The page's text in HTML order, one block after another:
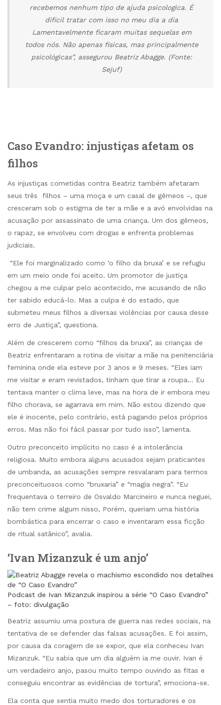
recebemos nenhum tipo de ajuda psicologica. É
dificil tratar com isso no meu dia a dia
Lamentavelmente ficaram muitas sequelas em
todos nós. Não apenas fisicas, mas principalmente
psicológicas”, assegurou Beatriz Abagge. (Fonte:
Sejuf)
Caso Evandro: injustiças afetam os
filhos
As injustiças cometidas contra Beatriz também afetaram
seus três filhos – uma moça e um casal de gêmeos –, que
cresceram sob o estigma de ter a mãe e a avó envolvidas na
acusação por assassinato de uma criança. Um dos gêmeos,
o rapaz, se envolveu com drogas e enfrenta problemas
judiciais.
“Ele foi marginalizado como ‘o filho da bruxa’ e se refugiu
em um meio onde foi aceito. Um promotor de justiça
chegou a me culpar pelo acontecido, me acusando de não
ter sabido educá-lo. Mas a culpa é do estado, que
submeteu meus filhos a diversas violências por causa desse
erro de Justiça”, questiona.
Além de crescerem como “filhos da bruxa”, as crianças de
Beatriz enfrentaram a rotina de visitar a mãe na penitenciária
feminina onde ela esteve por 3 anos e 9 meses. “Eles iam
me visitar e eram revistados, tinham que tirar a roupa… Eu
tentava manter o clima leve, mas na hora de ir embora meu
filho chorava, se agarrava em mim. Não estou dizendo que
ele é inocente, pelo contrário, está pagando pelos próprios
erros. Mas não foi fácil passar por tudo isso”, lamenta.
Outro preconceito implícito no caso é a intolerância
religiosa. Muito embora alguns acusados sejam praticantes
de umbanda, as acusações sempre resvalaram para termos
preconceituosos como “bruxaria” e “magia negra”. “Eu
frequentava o terreiro de Osvaldo Marcineiro e nunca neguei,
não tem crime algum nisso, Porém, queriam uma história
bombástica para encerrar o caso e inventaram essa ficção
de ritual satânico”, avalia.
‘Ivan Mizanzuk é um anjo’
Podcast de Ivan Mizanzuk inspirou a série “O Caso Evandro”
– foto: divulgação
Beatriz assumiu uma postura de guerra nas redes sociais, na
tentativa de se defender das falsas acusações. E foi assim,
por causa da coragem de se expor, que ela conheceu Ivan
Mizanzuk. “Eu sabia que um dia alguém ia me ouvir. Ivan é
um verdadeiro anjo, pasou muito tempo ouvindo as fitas e
conseguiu encontrar as evidências de tortura”, emociona-se.
Ela conta que sentia muito medo dos torturadores e os